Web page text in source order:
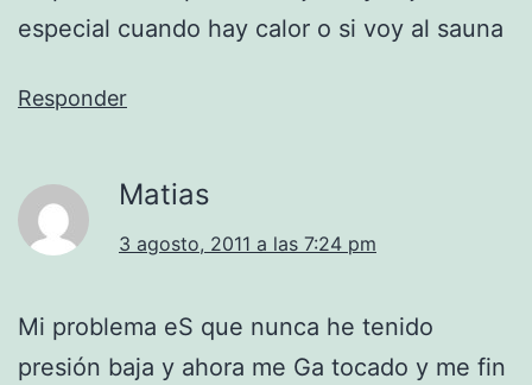
especial cuando hay calor o si voy al sauna
Responder
Matias
3 agosto, 2011 a las 7:24 pm
Mi problema eS que nunca he tenido
presión baja y ahora me Ga tocado y me fin